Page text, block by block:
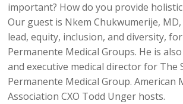
important? How do you provide
Our guest is Nkem Chukwumerije,
lead, equity, inclusion, and diversity,
Permanente Medical Groups. He is
and executive medical director for The
Permanente Medical Group. American
Association CXO Todd Unger hosts.